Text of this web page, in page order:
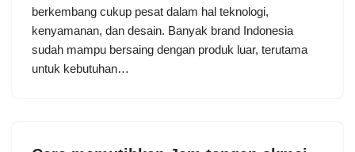
berkembang cukup pesat dalam hal teknologi,
kenyamanan, dan desain. Banyak brand Indonesia
sudah mampu bersaing dengan produk luar, terutama
untuk kebutuhan…